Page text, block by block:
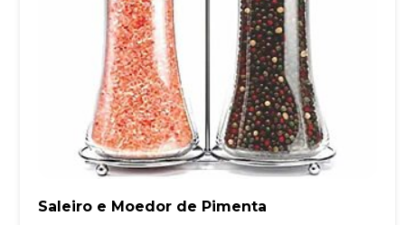
Saleiro e Moedor de Pimenta